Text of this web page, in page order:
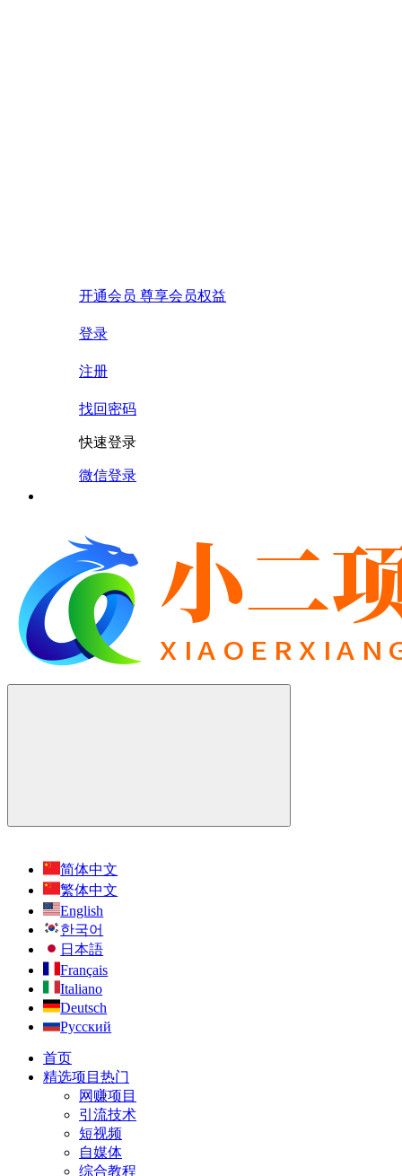
开通会员 尊享会员权益
登录
注册
找回密码
快速登录
微信登录
简体中文
繁体中文
English
한국어
日本語
Français
Italiano
Deutsch
Русский
首页
精选项目 热门
网赚项目
引流技术
短视频
自媒体
综合教程